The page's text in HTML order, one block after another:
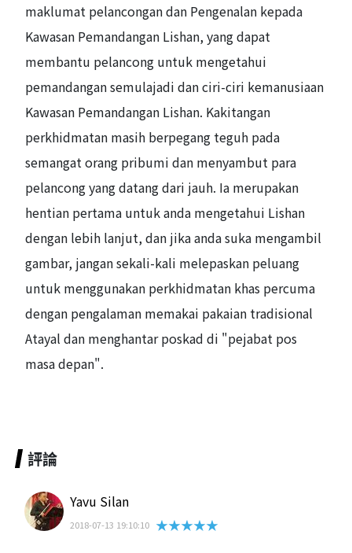
maklumat pelancongan dan Pengenalan kepada
Kawasan Pemandangan Lishan, yang dapat
membantu pelancong untuk mengetahui
pemandangan semulajadi dan ciri-ciri kemanusiaan
Kawasan Pemandangan Lishan. Kakitangan
perkhidmatan masih berpegang teguh pada
semangat orang pribumi dan menyambut para
pelancong yang datang dari jauh. Ia merupakan
hentian pertama untuk anda mengetahui Lishan
dengan lebih lanjut, dan jika anda suka mengambil
gambar, jangan sekali-kali melepaskan peluang
untuk menggunakan perkhidmatan khas percuma
dengan pengalaman memakai pakaian tradisional
Atayal dan menghantar poskad di "pejabat pos
masa depan".
評論
Yavu Silan
2018-07-13 19:10:10 ★★★★★